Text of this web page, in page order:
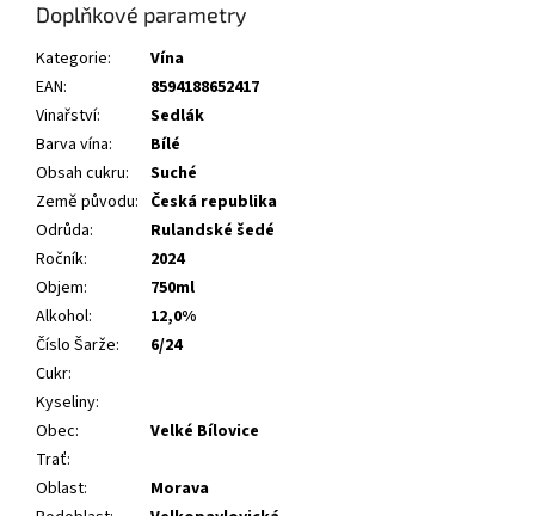
Doplňkové parametry
Kategorie:
Vína
EAN:
8594188652417
Vinařství:
Sedlák
Barva vína:
Bílé
Obsah cukru:
Suché
Země původu: Česká republika
Odrůda:
Rulandské šedé
Ročník:
2024
Objem:
750ml
Alkohol:
12,0%
Číslo Šarže:
6/24
Cukr:
Kyseliny:
Obec:
Velké Bílovice
Trať:
Oblast:
Morava